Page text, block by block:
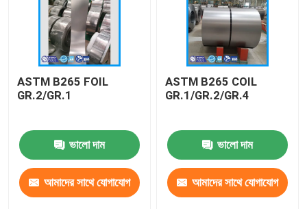
ASTM B265 FOIL
GR.2/GR.1
ভালো দাম
আমাদের সাথে যোগাযোগ
ASTM B265 COIL
GR.1/GR.2/GR.4
ভালো দাম
আমাদের সাথে যোগাযোগ